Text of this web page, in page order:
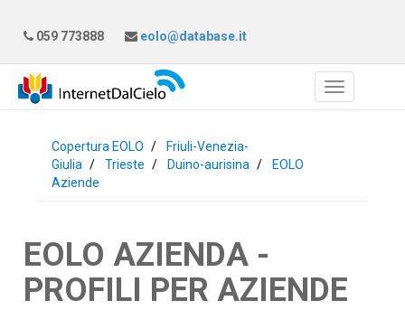
059 773888 eolo@database.it
Copertura EOLO
Friuli-Venezia-
Giulia
Trieste Duino-aurisina
EOLO
Aziende
EOLO AZIENDA -
PROFILI PER AZIENDE